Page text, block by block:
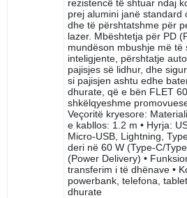
rezistencë të shtuar ndaj
prej alumini janë standard
dhe të përshtatshme për
lazer. Mbështetja për PD
mundëson mbushje më të
inteligjente, përshtatje
pajisjes së lidhur, dhe
si pajisjen ashtu edhe
dhurate, që e bën FLET
shkëlqyeshme
Veçoritë kryesore:
e kabllos: 1.2 m • Hyrja:
Micro-USB, Lightning,
deri në 60 W (Type-C/
(Power Delivery) •
transferim i të dhënave •
powerbank, telefona,
dhurate